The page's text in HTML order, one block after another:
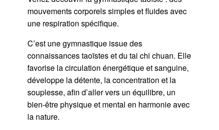
mouvements corporels simples et fluides avec
une respiration spécifique.
C’est une gymnastique issue des
connaissances taoïstes et du tai chi chuan. Elle
favorise la circulation énergétique et sanguine,
développe la détente, la concentration et la
souplesse, afin d’aller vers un équilibre, un
bien-être physique et mental en harmonie avec
la nature.